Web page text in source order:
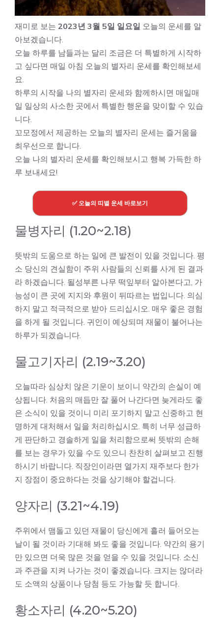
재미로 보는 2023년 3월 5일 일요일 오늘의 운세를 알
아보겠습니다.
오늘 하루를 남들과는 달리 조금은 더 특별하게 시작하
고 싶다면 매일 아침 오늘의 별자리 운세를 확인해보세
요.
하루의 시작을 나의 별자리 운세와 함께하시면 매일매
일 일상의 사소한 곳에서 특별한 행운을 맞이할 수 있습
니다.
꼬모정에서 제공하는 오늘의 별자리 운세는 즐거움을
최우선으로 합니다.
오늘 나의 별자리 운세를 확인해보시고 행복 가득한 하
루 보내세요!
✅ 오늘의 띠별 운세 바로보기
물병자리 (1.20~2.18)
뜻밖의 도움으로 하는 일에 큰 발전이 있을 것입니다. 평
소 당신의 견실함이 주위 사람들의 신뢰를 사게 된 결과
라 하겠습니다. 될성부른 나무 떡잎부터 알아본다고, 가
능성이 큰 곳에 지지와 후원이 뒤따르는 법입니다. 의심
하지 말고 적극적으로 받아 드리십시오. 매우 좋은 경험
을 하게 될 것입니다. 귀인이 예상되며 재물이 불어나는
하루가 되겠습니다.
물고기자리 (2.19~3.20)
오늘따라 심상치 않은 기운이 보이니 약간의 손실이 예
상됩니다. 처음의 매듭만 잘 풀어 나간다면 늦게라도 좋
은 소식이 있을 것이니 미리 포기하지 말고 신중하고 현
명하게 대처해서 일을 처리하십시오. 특히 너무 성급하
게 판단하고 경솔하게 일을 처리함으로써 뜻밖의 손해
를 보는 경우가 있을 수도 있으니 찬찬히 살펴보고 진행
하시기 바랍니다. 직장인이라면 열가지 재주보다 한가
지 장점이 중요하다는 것을 상기해야 할겁니다.
양자리 (3.21~4.19)
주위에서 맴돌고 있던 재물이 당신에게 흘러 들어오는
날이 될 것이라 기대해 봐도 좋을 것입니다. 약간의 용기
만 있으면 더욱 많은 것을 얻을 수 있을 것입니다. 소신
과 주관을 지켜 나가는 것이 좋겠습니다. 크지는 않더라
도 소액의 상품이나 당첨 등도 가능할 듯 합니다.
황소자리 (4.20~5.20)